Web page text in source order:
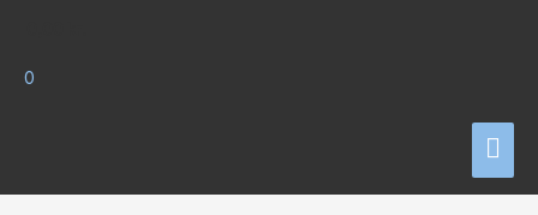
indholdet
0